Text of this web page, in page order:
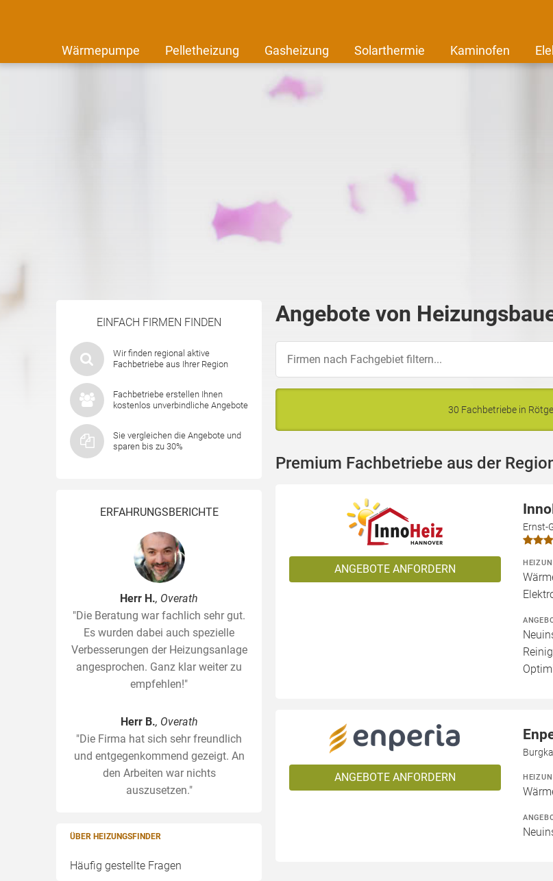
Wärmepumpe Pelletheizung Gasheizung Solarthermie Kaminofen
EINFACH FIRMEN FINDEN
Wir finden regional aktive
Fachbetriebe aus Ihrer Region
Fachbetriebe erstellen Ihnen
kostenlos unverbindliche Angebote
Sie vergleichen die Angebote und
sparen bis zu 30%
ERFAHRUNGSBERICHTE
Herr H., Overath
"Die Beratung war fachlich sehr gut.
Es wurden dabei auch spezielle
Verbesserungen der Heizungsanlage
angesprochen. Ganz klar weiter zu
empfehlen!"
Herr B., Overath
"Die Firma hat sich sehr freundlich
und entgegenkommend gezeigt. An
den Arbeiten war nichts
auszusetzen."
ÜBER HEIZUNGSFINDER
Häufig gestellte Fragen
Angebote von
30 Fachbetriebe in
Premium Fachbetriebe aus der
ANGEBOTE ANFORDERN
Ernst-
ANGEBOTE ANFORDERN